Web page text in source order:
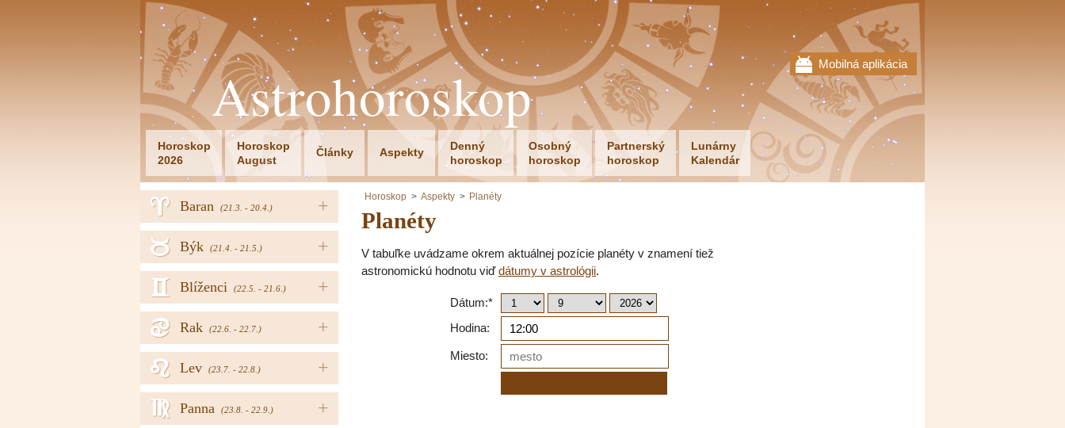
Mobilná aplikácia
Astrohoroskop
Horoskop
2026
Horoskop
August
Články Aspekty
Denný
horoskop
Osobný
horoskop
Partnerský
horoskop
Lunárny
Kalendár
+
Baran (21.3. - 20.4.)
a
+
Býk (21.4. - 21.5.)
b
+
Blíženci (22.5. - 21.6.)
c
+
Rak (22.6. - 22.7.)
d
+
Lev (23.7. - 22.8.)
e
+
Panna (23.8. - 22.9.)
f
Horoskop Aspekty Planéty
Planéty
V tabuľke uvádzame okrem aktuálnej pozície planéty v znamení tiež
astronomickú hodnotu viďdátumy v astrológii.
Dátum:*
Hodina:
Miesto: